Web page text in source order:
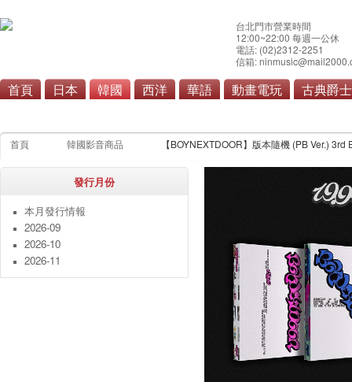
台北門市營業時間
12:00~22:00 每週一公休
電話: (02)2312-2251
信箱:
首頁 日本 韓國 西洋 華語 動畫電玩 古典爵士
首頁 韓國影音商品 【BOYNEXTDOOR】版本隨機 (PB Ver.) 3rd
發行月份
本月發行情報
2026-09
2026-10
2026-11